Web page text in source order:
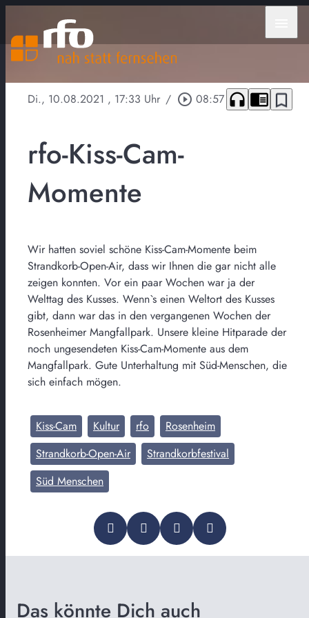
Di., 10.08.2021 , 17:33 Uhr / play_circle_outline 08:57 headphones chrome_reader_mode bookmark_border
rfo-Kiss-Cam-
Momente
Wir hatten soviel schöne Kiss-Cam-Momente beim
Strandkorb-Open-Air, dass wir Ihnen die gar nicht alle
zeigen konnten. Vor ein paar Wochen war ja der
Welttag des Kusses. Wenn`s einen Weltort des Kusses
gibt, dann war das in den vergangenen Wochen der
Rosenheimer Mangfallpark. Unsere kleine Hitparade der
noch ungesendeten Kiss-Cam-Momente aus dem
Mangfallpark. Gute Unterhaltung mit Süd-Menschen, die
sich einfach mögen.
Kiss-Cam Kultur rfo
Rosenheim
Strandkorb-Open-Air
Strandkorbfestival
Süd Menschen
Das könnte Dich auch